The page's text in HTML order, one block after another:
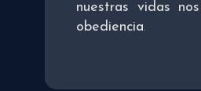
nuestras vidas
obediencia.